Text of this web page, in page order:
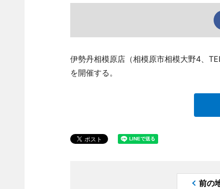
伊勢丹相模原店（相模原市相模大野4、
を開催する。
前の